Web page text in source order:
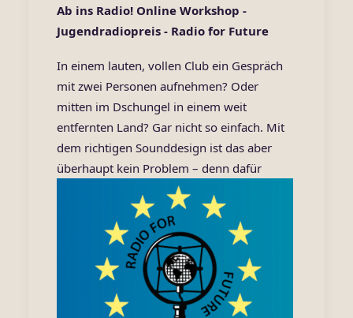
Ab ins Radio! Online Workshop -
Jugendradiopreis - Radio for Future
In einem lauten, vollen Club ein Gespräch
mit zwei Personen aufnehmen? Oder
mitten im Dschungel in einem weit
entfernten Land? Gar nicht so einfach. Mit
dem richtigen Sounddesign ist das aber
überhaupt kein Problem – denn dafür